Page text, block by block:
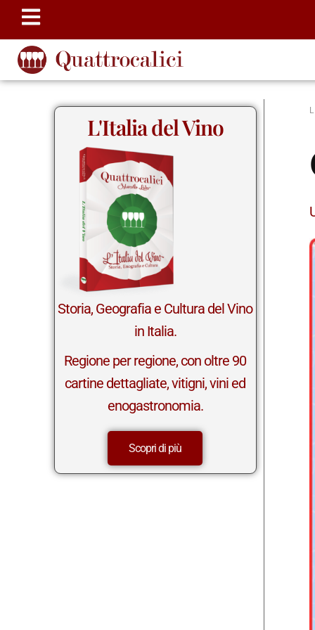
L'Italia del Vino
Storia, Geografia e Cultura del Vino
in Italia.
Regione per regione, con oltre 90
cartine dettagliate, vitigni, vini ed
enogastronomia.
Scopri di più